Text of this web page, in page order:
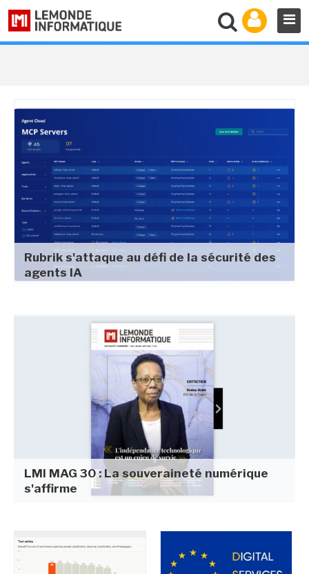
Rubrik s'attaque au défi de la sécurité des
agents IA
LMI MAG 30 : La souveraineté numérique
s'affirme